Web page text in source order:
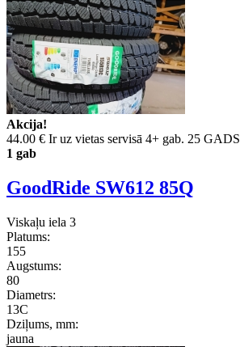
Akcija!
44.00 € Ir uz vietas servisā 4+ gab. 25 GADS
1 gab
GoodRide SW612 85Q
Viskaļu iela 3
Platums:
155
Augstums:
80
Diametrs:
13C
Dziļums, mm:
jauna